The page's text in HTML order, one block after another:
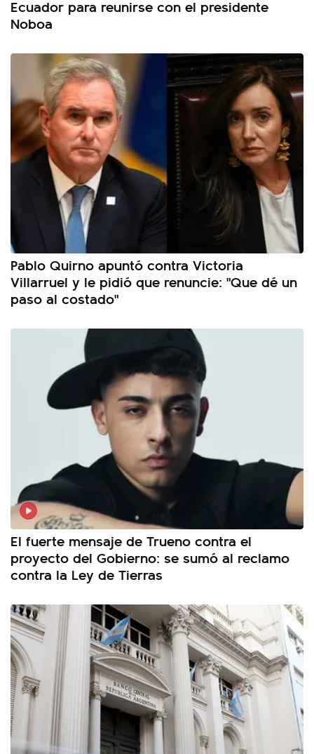
Ecuador para reunirse con el presidente
Noboa
Pablo Quirno apuntó contra Victoria
Villarruel y le pidió que renuncie: "Que dé un
paso al costado"
El fuerte mensaje de Trueno contra el
proyecto del Gobierno: se sumó al reclamo
contra la Ley de Tierras